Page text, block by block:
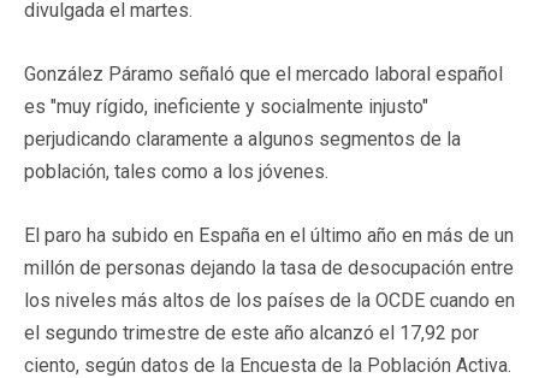
divulgada el martes.
González Páramo señaló que el mercado laboral español
es "muy rígido, ineficiente y socialmente injusto"
perjudicando claramente a algunos segmentos de la
población, tales como a los jóvenes.
El paro ha subido en España en el último año en más de un
millón de personas dejando la tasa de desocupación entre
los niveles más altos de los países de la OCDE cuando en
el segundo trimestre de este año alcanzó el 17,92 por
ciento, según datos de la Encuesta de la Población Activa.